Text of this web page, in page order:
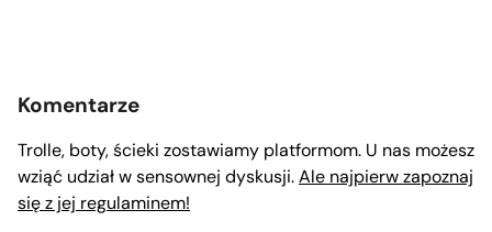
Komentarze
Trolle, boty, ścieki zostawiamy platformom. U nas możesz
wziąć udział w sensownej dyskusji.Ale najpierw zapoznaj
się z jej regulaminem!